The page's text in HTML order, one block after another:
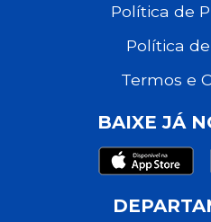
Política de
Política
Termos e
BAIXE JÁ